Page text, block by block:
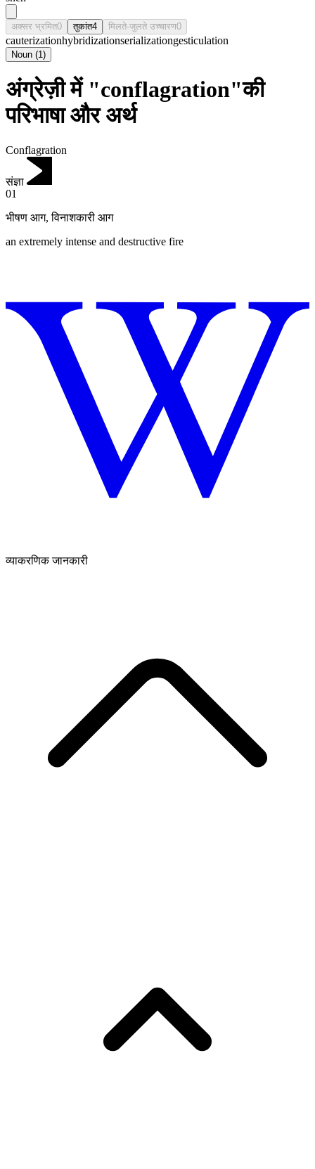
अक्सर भ्रमित0 तुकांत4 मिलते-जुलते उच्चारण0
cauterizationhybridizationserializationgesticulation
Noun (1)
अंग्रेज़ी में "conflagration"की
परिभाषा और अर्थ
Conflagration
संज्ञा
01
भीषण आग,विनाशकारी आग
an extremely intense and destructive fire
व्याकरणिक जानकारी